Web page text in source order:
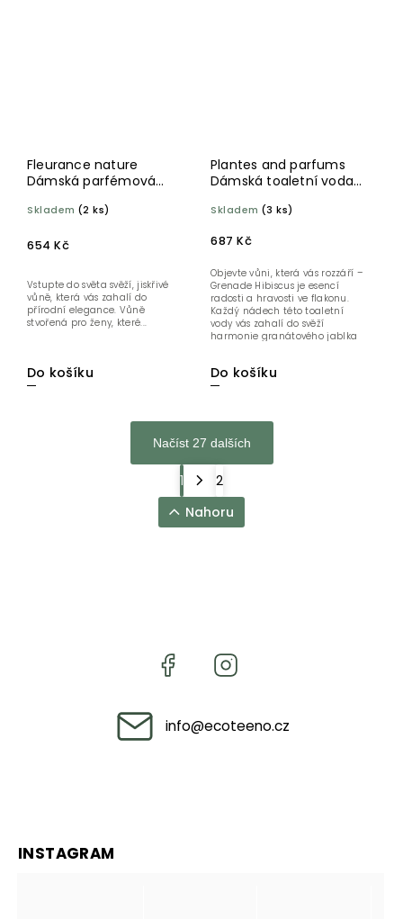
Fleurance nature
Dámská parfémová
Verveine - Bergamot
Skladem (2 ks)
654 Kč
Do košíku
Vstupte do světa svěží, jiskřivé
vůně, která vás zahalí do
přírodní elegance. Vůně
stvořená pro ženy, které...
Plantes and parfums
Dámská toaletní voda
Skladem (3 ks)
687 Kč
Do košíku
Objevte vůni, která vás rozzáří –
Grenade Hibiscus je esencí
radosti a hravosti ve flakonu.
Každý nádech této toaletní
vody vás zahalí do svěží
harmonie granátového jablka
Načíst 27 dalších
1
2
Nahoru
info@ecoteeno.cz
INSTAGRAM